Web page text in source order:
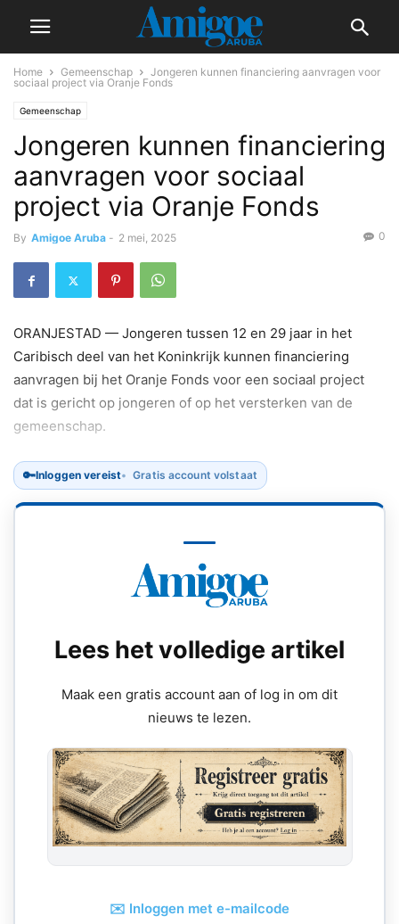
Home Gemeenschap
Jongeren kunnen financiering aanvragen voor
sociaal project via Oranje Fonds
Gemeenschap
Jongeren kunnen financiering
aanvragen voor sociaal
project via Oranje Fonds
By Amigoe Aruba - 2 mei, 2025 0
ORANJESTAD — Jongeren tussen 12 en 29 jaar in het
Caribisch deel van het Koninkrijk kunnen financiering
aanvragen bij het Oranje Fonds voor een sociaal project
dat is gericht op jongeren of op het versterken van de
gemeenschap.
🔑Inloggen vereist Gratis account volstaat
Lees het volledige artikel
Maak een gratis account aan of log in om dit
nieuws te lezen.
✉️ Inloggen met e-mailcode